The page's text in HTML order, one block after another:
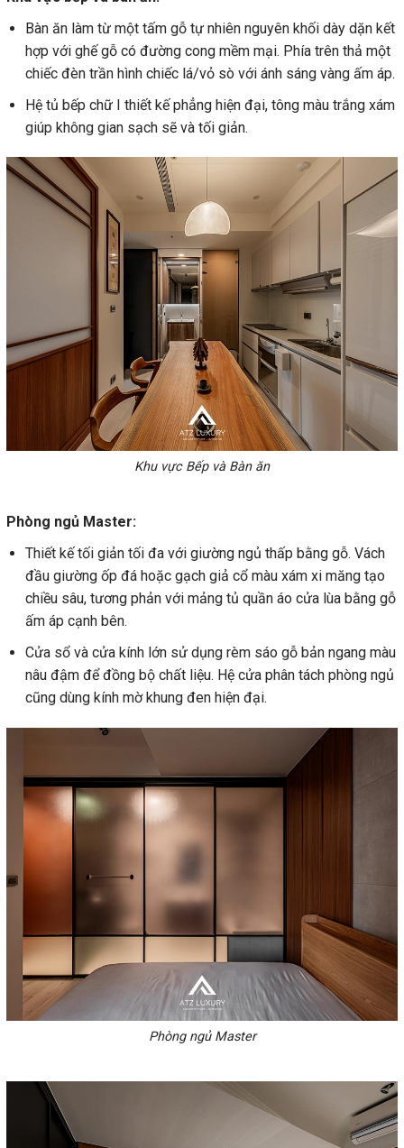
Bàn ăn làm từ một tấm gỗ tự nhiên nguyên khối dày dặn kết
hợp với ghế gỗ có đường cong mềm mại. Phía trên thả một
chiếc đèn trần hình chiếc lá/vỏ sò với ánh sáng vàng ấm áp.
Hệ tủ bếp chữ I thiết kế phẳng hiện đại, tông màu trắng xám
giúp không gian sạch sẽ và tối giản.
Khu vực Bếp và Bàn ăn
Phòng ngủ Master:
Thiết kế tối giản tối đa với giường ngủ thấp bằng gỗ. Vách
đầu giường ốp đá hoặc gạch giả cổ màu xám xi măng tạo
chiều sâu, tương phản với mảng tủ quần áo cửa lùa bằng gỗ
ấm áp cạnh bên.
Cửa sổ và cửa kính lớn sử dụng rèm sáo gỗ bản ngang màu
nâu đậm để đồng bộ chất liệu. Hệ cửa phân tách phòng ngủ
cũng dùng kính mờ khung đen hiện đại.
Phòng ngủ Master